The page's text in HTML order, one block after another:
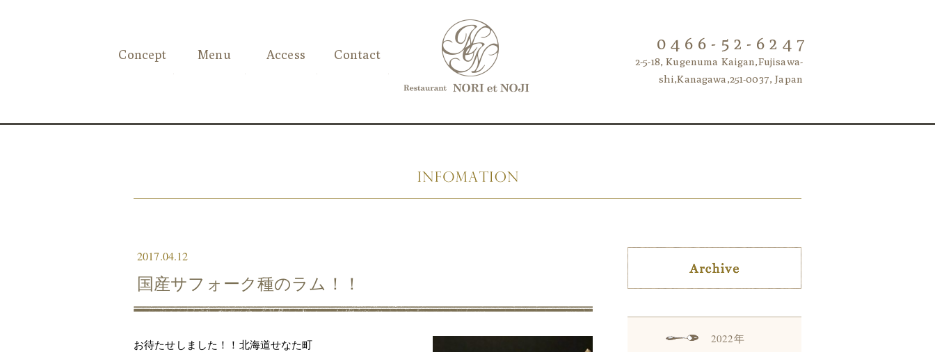
Concept Menu Access Contact
0466-52-6247
2-5-18, Kugenuma Kaigan,Fujisawa-
shi,Kanagawa,251-0037, Japan
2017.04.12
国産サフォーク種のラム！！
お待たせしました！！北海道せなた町
2022年